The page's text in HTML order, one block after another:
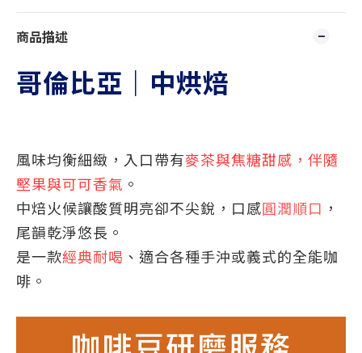
商品描述
哥倫比亞｜中烘焙
風味均衡細緻，入口帶有麥茶與焦糖甜感，伴隨
堅果與可可香氣 。
中焙火候讓酸質明亮卻不尖銳，口感圓潤順口 ，
尾韻乾淨悠長。
是一款經典耐喝 、適合各種手沖或義式的全能咖
啡。